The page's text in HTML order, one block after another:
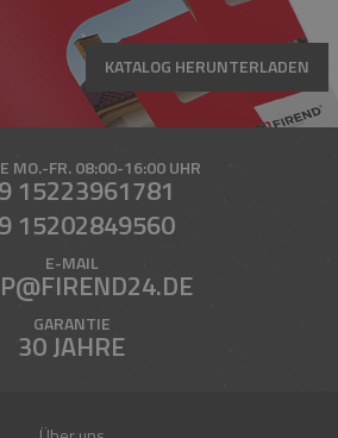
KATALOG HERUNTERLADEN
MO.-FR. 08:00-16:00 UHR
15223961781
15202849560
E-MAIL
GARANTIE
30 JAHRE